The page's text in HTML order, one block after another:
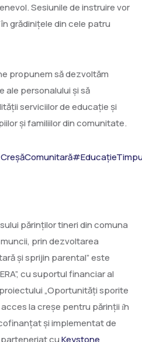
Sesiunile de instruire vor
grădinițele din cele patru
propunem să dezvoltăm
personalului și să
serviciilor de educație și
și familiilor din comunitate.
părinților tineri din comuna
prin dezvoltarea
și sprijin parental” este
cu suportul financiar al
„Oportunități sporite
la creșe pentru părinții ı̂n
și implementat de
parteneriat cuKeystone